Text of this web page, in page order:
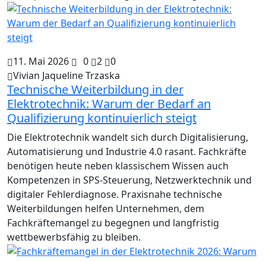
11. Mai 2026 0 2
0
Vivian Jaqueline Trzaska
Technische Weiterbildung in der
Elektrotechnik: Warum der Bedarf an
Qualifizierung kontinuierlich steigt
Die Elektrotechnik wandelt sich durch Digitalisierung,
Automatisierung und Industrie 4.0 rasant. Fachkräfte
benötigen heute neben klassischem Wissen auch
Kompetenzen in SPS-Steuerung, Netzwerktechnik und
digitaler Fehlerdiagnose. Praxisnahe technische
Weiterbildungen helfen Unternehmen, dem
Fachkräftemangel zu begegnen und langfristig
wettbewerbsfähig zu bleiben.